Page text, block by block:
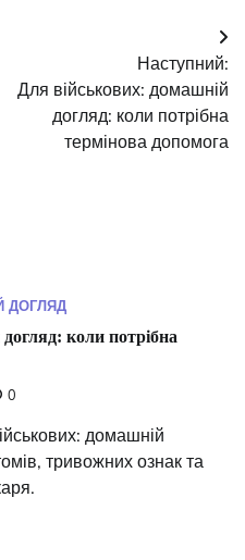
Наступний:
Для військових: домашній
догляд: коли потрібна
термінова допомога
ДОГЛЯД
коли потрібна
0
домашній
тривожних ознак та